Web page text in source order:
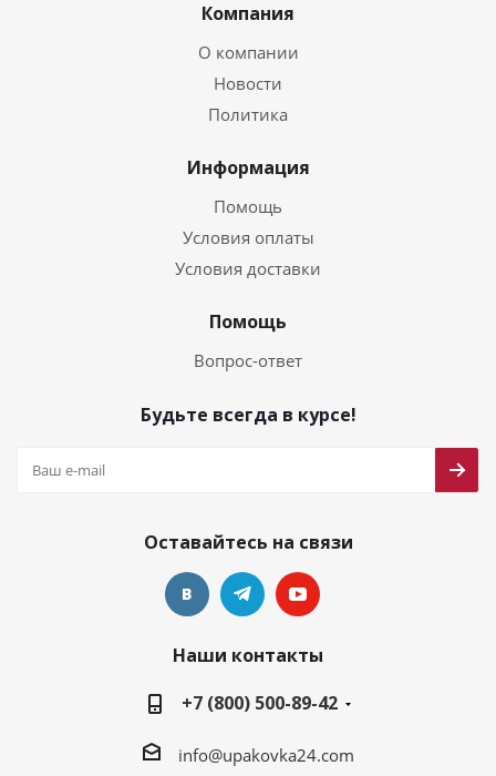
Компания
О компании
Новости
Политика
Информация
Помощь
Условия оплаты
Условия доставки
Помощь
Вопрос-ответ
Будьте всегда в курсе!
Оставайтесь на связи
Наши контакты
+7 (800) 500-89-42
info@upakovka24.com